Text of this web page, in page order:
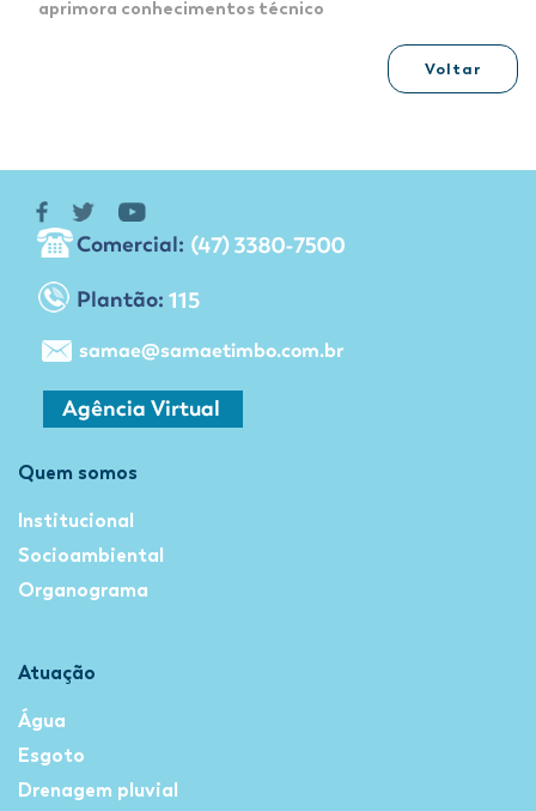
aprimora conhecimentos técnico
Voltar
Quem somos
Institucional
Socioambiental
Organograma
Atuação
Água
Esgoto
Drenagem pluvial